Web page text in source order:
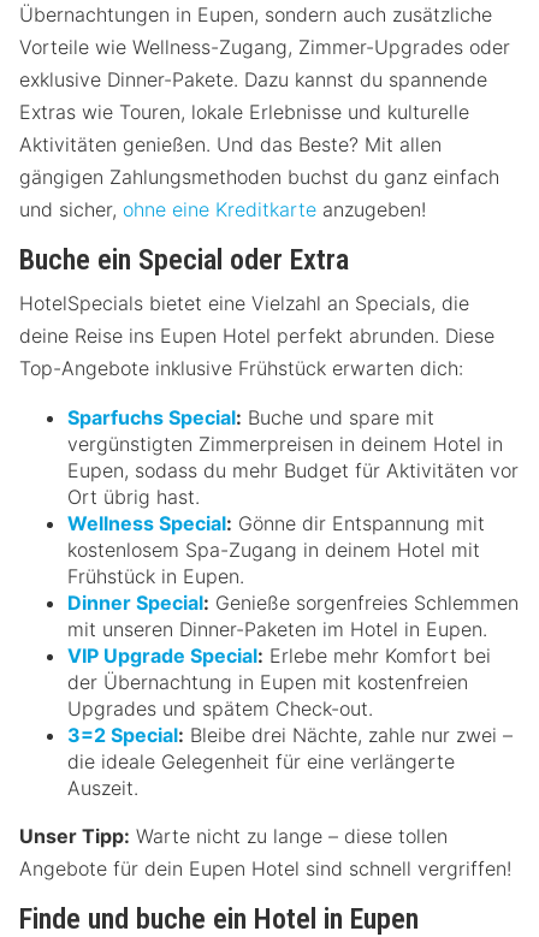
Übernachtungen in Eupen, sondern auch zusätzliche
Vorteile wie Wellness-Zugang, Zimmer-Upgrades oder
exklusive Dinner-Pakete. Dazu kannst du spannende
Extras wie Touren, lokale Erlebnisse und kulturelle
Aktivitäten genießen. Und das Beste? Mit allen
gängigen Zahlungsmethoden buchst du ganz einfach
und sicher, ohne eine Kreditkarte anzugeben!
Buche ein Special oder Extra
HotelSpecials bietet eine Vielzahl an Specials, die
deine Reise ins Eupen Hotel perfekt abrunden. Diese
Top-Angebote inklusive Frühstück erwarten dich:
Sparfuchs Special: Buche und spare mit
vergünstigten Zimmerpreisen in deinem Hotel in
Eupen, sodass du mehr Budget für Aktivitäten vor
Ort übrig hast.
Wellness Special: Gönne dir Entspannung mit
kostenlosem Spa-Zugang in deinem Hotel mit
Frühstück in Eupen.
Dinner Special: Genieße sorgenfreies Schlemmen
mit unseren Dinner-Paketen im Hotel in Eupen.
VIP Upgrade Special: Erlebe mehr Komfort bei
der Übernachtung in Eupen mit kostenfreien
Upgrades und spätem Check-out.
3=2 Special: Bleibe drei Nächte, zahle nur zwei –
die ideale Gelegenheit für eine verlängerte
Auszeit.
Unser Tipp: Warte nicht zu lange – diese tollen
Angebote für dein Eupen Hotel sind schnell vergriffen!
Finde und buche ein Hotel in Eupen